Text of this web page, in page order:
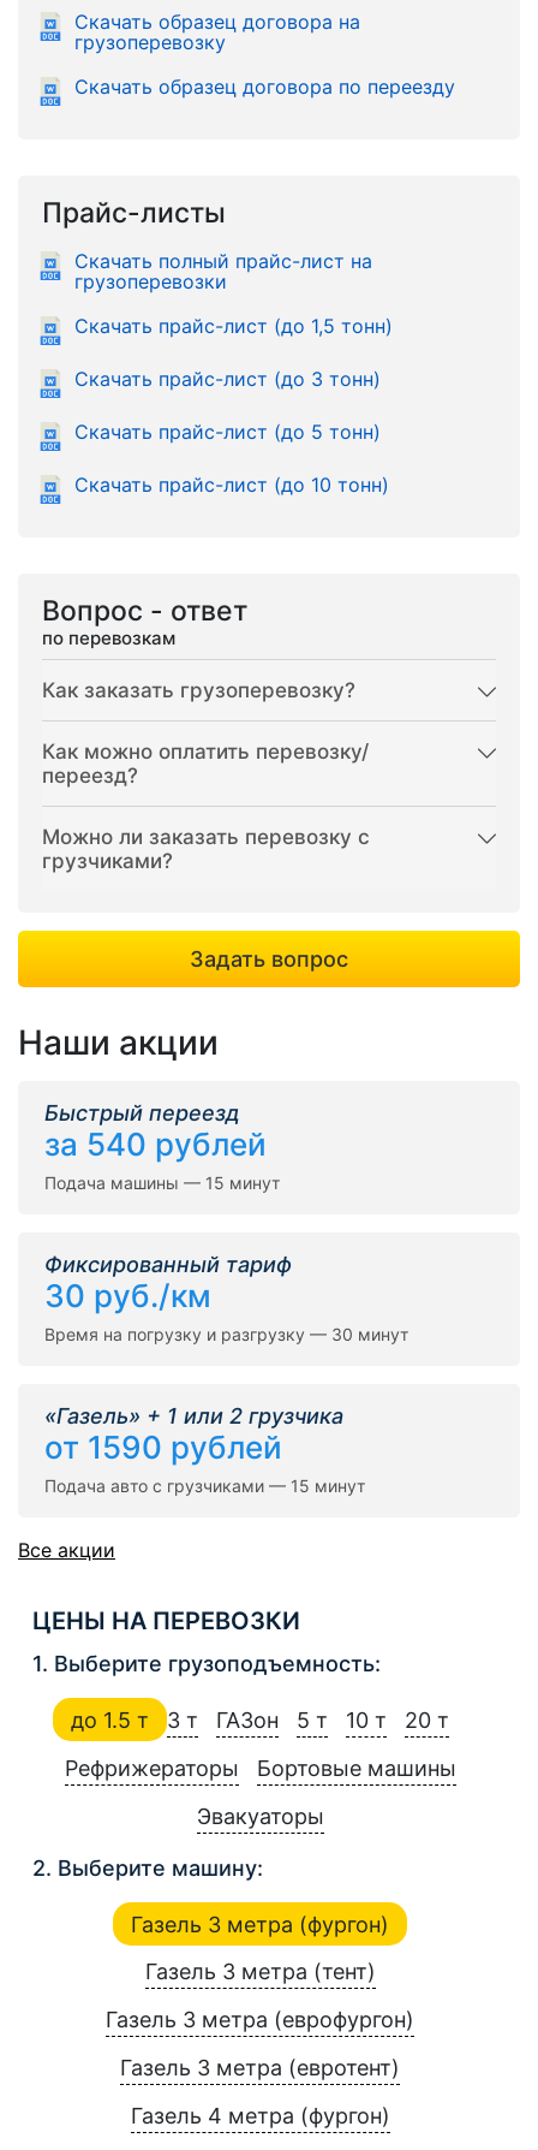
Скачать образец договора на
грузоперевозку
Скачать образец договора по переезду
Прайс-листы
Скачать полный прайс-лист на
грузоперевозки
Скачать прайс-лист (до 1,5 тонн)
Скачать прайс-лист (до 3 тонн)
Скачать прайс-лист (до 5 тонн)
Скачать прайс-лист (до 10 тонн)
Вопрос - ответ
по перевозкам
Как заказать грузоперевозку?
Как можно оплатить перевозку/
переезд?
Можно ли заказать перевозку с
грузчиками?
Задать вопрос
Наши акции
Быстрый переезд
за 540 рублей
Подача машины — 15 минут
Фиксированный тариф
30 руб./км
Время на погрузку и разгрузку — 30 минут
«Газель» + 1 или 2 грузчика
от 1590 рублей
Подача авто с грузчиками — 15 минут
Все акции
ЦЕНЫ НА ПЕРЕВОЗКИ
1. Выберите грузоподъемность:
до 1.5 т 3 т ГАЗон 5 т 10 т
20 т
Рефрижераторы
Бортовые машины
Эвакуаторы
2. Выберите машину:
Газель 3 метра (фургон)
Газель 3 метра (тент)
Газель 3 метра (еврофургон)
Газель 3 метра (евротент)
Газель 4 метра (фургон)